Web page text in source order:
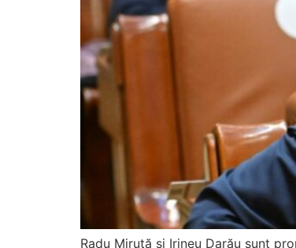
Radu Miruță și Irineu Darău sunt